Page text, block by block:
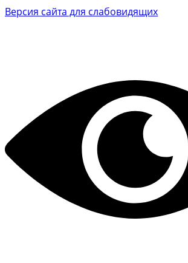
Версия сайта для слабовидящих